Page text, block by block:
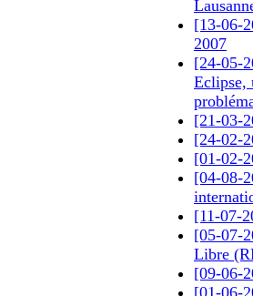
[13-06-
2007
[24-05-
Eclipse,
[21-03-
[24-02-
[01-02-
[04-08-
[11-07-
[05-07-
Libre
[09-06-
[01-06-